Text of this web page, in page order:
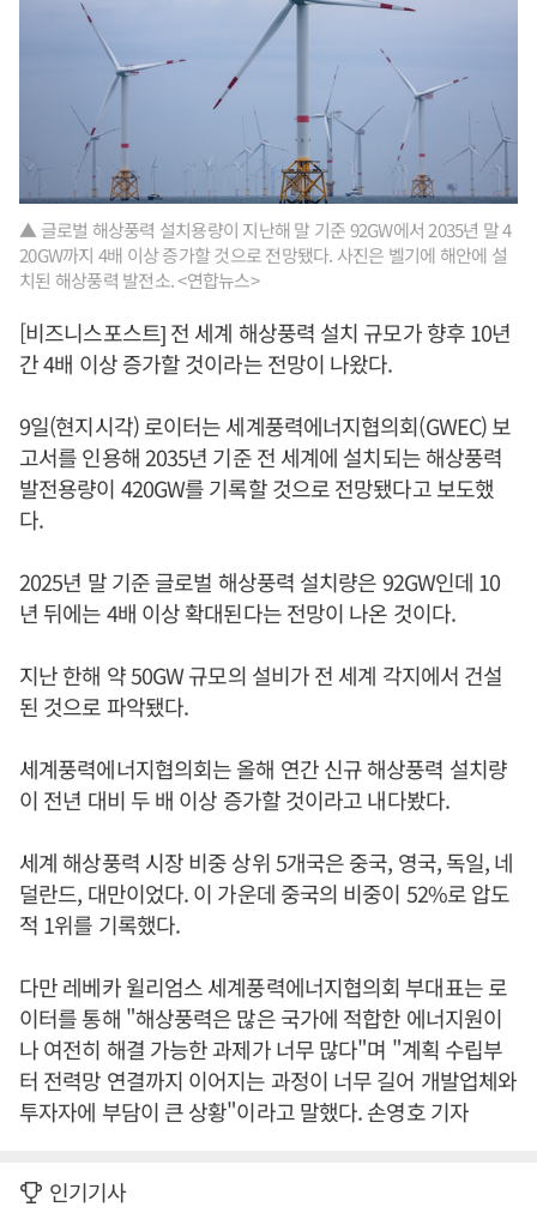
▲ 글로벌 해상풍력 설치용량이 지난해 말 기준 92GW에서 2035년 말 4
20GW까지 4배 이상 증가할 것으로 전망됐다. 사진은 벨기에 해안에 설
치된 해상풍력 발전소. <연합뉴스>
[비즈니스포스트] 전 세계 해상풍력 설치 규모가 향후 10년
간 4배 이상 증가할 것이라는 전망이 나왔다.
9일(현지시각) 로이터는 세계풍력에너지협의회(GWEC) 보
고서를 인용해 2035년 기준 전 세계에 설치되는 해상풍력
발전용량이 420GW를 기록할 것으로 전망됐다고 보도했
다.
2025년 말 기준 글로벌 해상풍력 설치량은 92GW인데 10
년 뒤에는 4배 이상 확대된다는 전망이 나온 것이다.
지난 한해 약 50GW 규모의 설비가 전 세계 각지에서 건설
된 것으로 파악됐다.
세계풍력에너지협의회는 올해 연간 신규 해상풍력 설치량
이 전년 대비 두 배 이상 증가할 것이라고 내다봤다.
세계 해상풍력 시장 비중 상위 5개국은 중국, 영국, 독일, 네
덜란드, 대만이었다. 이 가운데 중국의 비중이 52%로 압도
적 1위를 기록했다.
다만 레베카 윌리엄스 세계풍력에너지협의회 부대표는 로
이터를 통해 "해상풍력은 많은 국가에 적합한 에너지원이
나 여전히 해결 가능한 과제가 너무 많다"며 "계획 수립부
터 전력망 연결까지 이어지는 과정이 너무 길어 개발업체와
투자자에 부담이 큰 상황"이라고 말했다. 손영호 기자
인기기사